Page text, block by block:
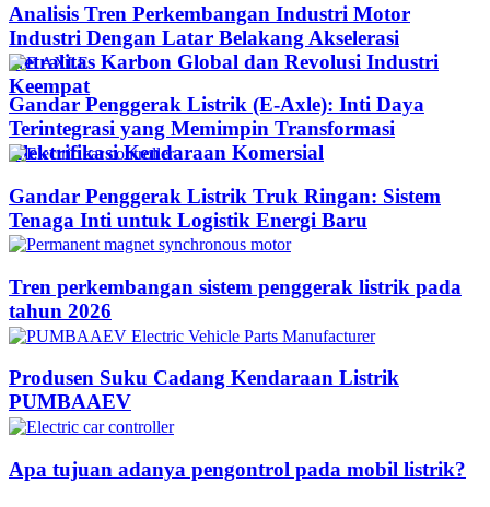
Analisis Tren Perkembangan Industri Motor
Industri Dengan Latar Belakang Akselerasi
Netralitas Karbon Global dan Revolusi Industri
Keempat
Gandar Penggerak Listrik (E-Axle): Inti Daya
Terintegrasi yang Memimpin Transformasi
Elektrifikasi Kendaraan Komersial
Gandar Penggerak Listrik Truk Ringan: Sistem
Tenaga Inti untuk Logistik Energi Baru
Tren perkembangan sistem penggerak listrik pada
tahun 2026
Produsen Suku Cadang Kendaraan Listrik
PUMBAAEV
Apa tujuan adanya pengontrol pada mobil listrik?